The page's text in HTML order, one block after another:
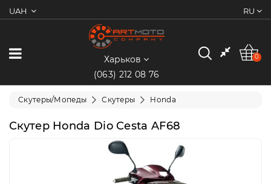
UAH RU
0
Категории
Мотоциклы
Харьков
(063) 212 08 76
0
Скутеры/Мопеды Скутеры Honda
Скутер Honda Dio Cesta AF68